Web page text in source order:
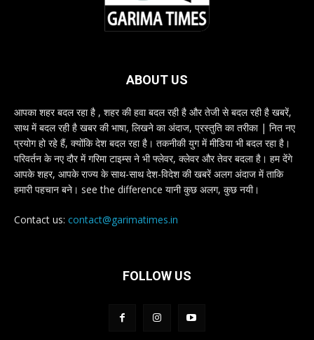
ABOUT US
आपका शहर बदल रहा है , शहर की हवा बदल रही है और तेजी से बदल रही है खबरें,
साथ में बदल रही है खबर की भाषा, लिखने का अंदाज, प्रस्तुति का तरीका | नित नए
प्रयोग हो रहे हैं, क्योंकि देश बदल रहा है। तकनीकी युग में मीडिया भी बदल रहा है।
परिवर्तन के नए दौर में गरिमा टाइम्स ने भी फ्लेवर, क्लेवर और तेवर बदला है। हम देंगे
आपके शहर, आपके राज्य के साथ-साथ देश-विदेश की खबरें अलग अंदाज में ताकि
हमारी पहचान बने। see the difference यानी कुछ अलग, कुछ नयी।
Contact us: contact@garimatimes.in
FOLLOW US